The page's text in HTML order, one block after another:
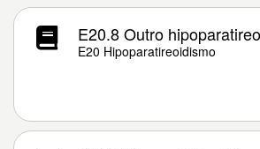
E20.8 Outro
E20 Hipoparatireoidismo